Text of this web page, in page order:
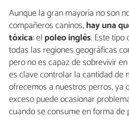
Aunque la gran mayoría no son
compañeros caninos,hay una
tóxica: el poleo inglés. Este
todas las regiones geográficas
pero no es capaz de sobrevivir
es clave controlar la cantidad de
ofrecemos a nuestros perros, ya
exceso puede ocasionar
cuando se consume en forma de